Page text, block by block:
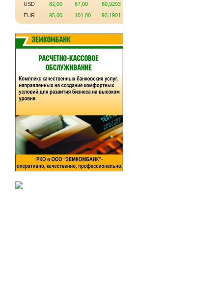
USD
82,00 87,00
80,9293
EUR
95,00 101,00 93,1901